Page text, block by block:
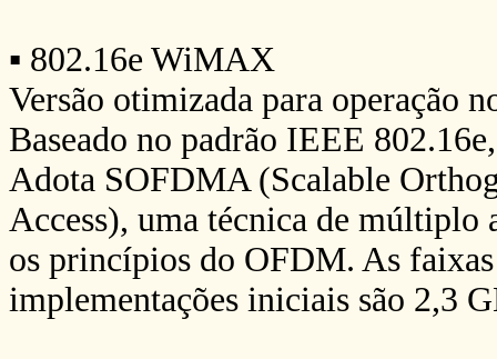
▪ 802.16e WiMAX
Versão otimizada para operação
Baseado no padrão IEEE
Adota SOFDMA (Scalable
Access), uma técnica de múltiplo
os princípios do OFDM. As
implementações iniciais são 2,3